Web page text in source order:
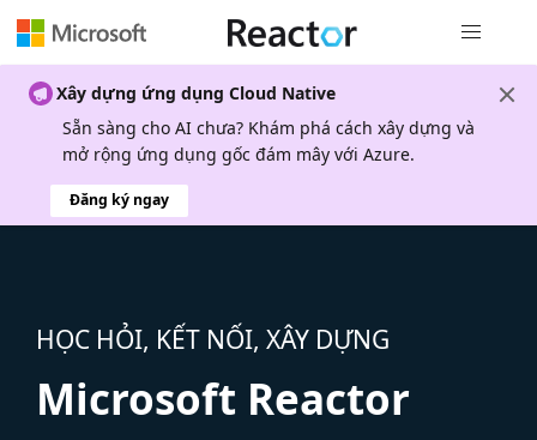
Xây dựng ứng dụng Cloud Native
Sẵn sàng cho AI chưa? Khám phá cách xây dựng và
mở rộng ứng dụng gốc đám mây với Azure.
Đăng ký ngay
HỌC HỎI, KẾT NỐI, XÂY DỰNG
Microsoft Reactor